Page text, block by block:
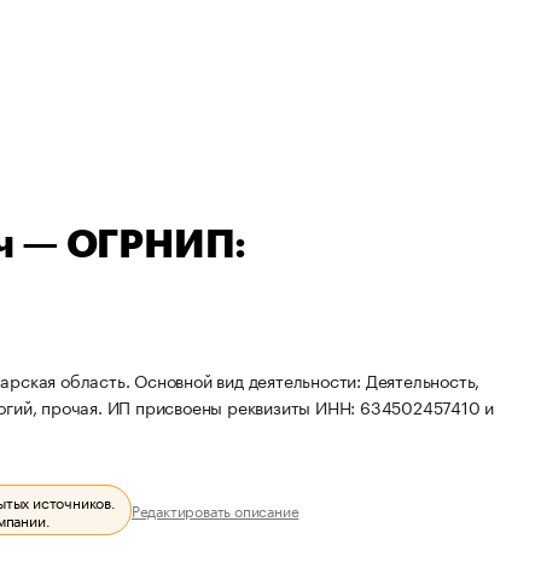
— ОГРНИП:
область. Основной вид деятельности: Деятельность,
прочая. ИП присвоены реквизиты ИНН: 634502457410 и
источников.
Редактировать описание